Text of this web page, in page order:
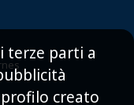
terze parti a
creato